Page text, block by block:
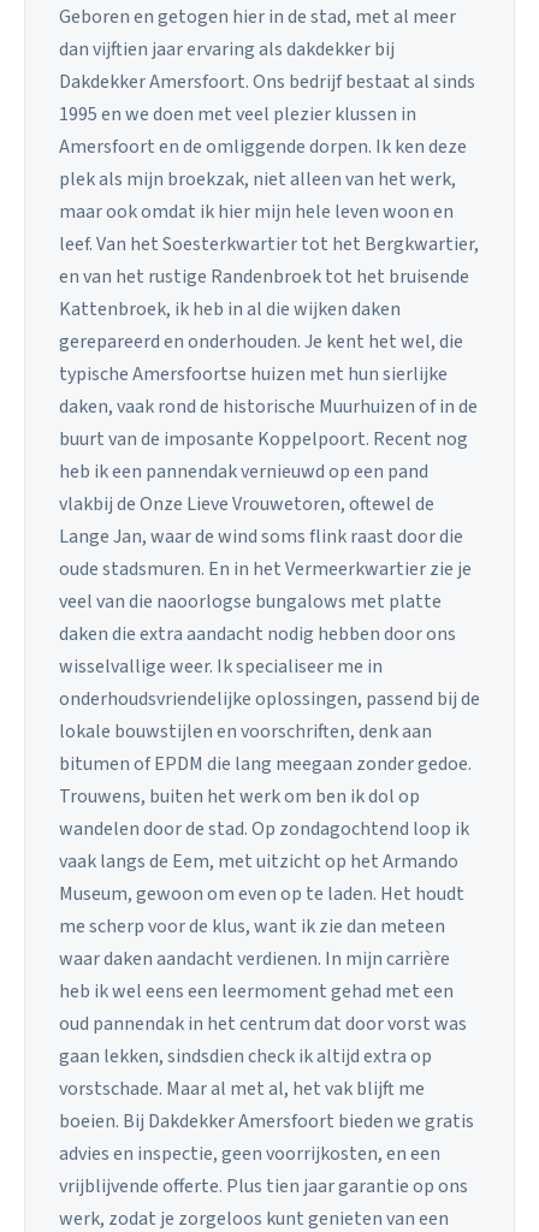
Geboren en getogen hier in de stad, met al meer
dan vijftien jaar ervaring als dakdekker bij
Dakdekker Amersfoort. Ons bedrijf bestaat al sinds
1995 en we doen met veel plezier klussen in
Amersfoort en de omliggende dorpen. Ik ken deze
plek als mijn broekzak, niet alleen van het werk,
maar ook omdat ik hier mijn hele leven woon en
leef. Van het Soesterkwartier tot het Bergkwartier,
en van het rustige Randenbroek tot het bruisende
Kattenbroek, ik heb in al die wijken daken
gerepareerd en onderhouden. Je kent het wel, die
typische Amersfoortse huizen met hun sierlijke
daken, vaak rond de historische Muurhuizen of in de
buurt van de imposante Koppelpoort. Recent nog
heb ik een pannendak vernieuwd op een pand
vlakbij de Onze Lieve Vrouwetoren, oftewel de
Lange Jan, waar de wind soms flink raast door die
oude stadsmuren. En in het Vermeerkwartier zie je
veel van die naoorlogse bungalows met platte
daken die extra aandacht nodig hebben door ons
wisselvallige weer. Ik specialiseer me in
onderhoudsvriendelijke oplossingen, passend bij de
lokale bouwstijlen en voorschriften, denk aan
bitumen of EPDM die lang meegaan zonder gedoe.
Trouwens, buiten het werk om ben ik dol op
wandelen door de stad. Op zondagochtend loop ik
vaak langs de Eem, met uitzicht op het Armando
Museum, gewoon om even op te laden. Het houdt
me scherp voor de klus, want ik zie dan meteen
waar daken aandacht verdienen. In mijn carrière
heb ik wel eens een leermoment gehad met een
oud pannendak in het centrum dat door vorst was
gaan lekken, sindsdien check ik altijd extra op
vorstschade. Maar al met al, het vak blijft me
boeien. Bij Dakdekker Amersfoort bieden we gratis
advies en inspectie, geen voorrijkosten, en een
vrijblijvende offerte. Plus tien jaar garantie op ons
werk, zodat je zorgeloos kunt genieten van een